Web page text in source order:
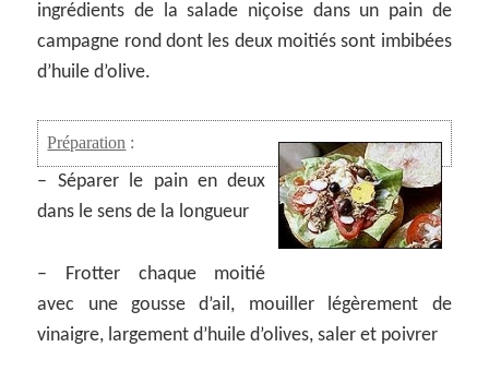
ingrédients de la salade niçoise dans un pain de
campagne rond dont les deux moitiés sont imbibées
d’huile d’olive.
Préparation :
– Séparer le pain en deux
dans le sens de la longueur
– Frotter chaque moitié
avec une gousse d’ail, mouiller légèrement de
vinaigre, largement d’huile d’olives, saler et poivrer